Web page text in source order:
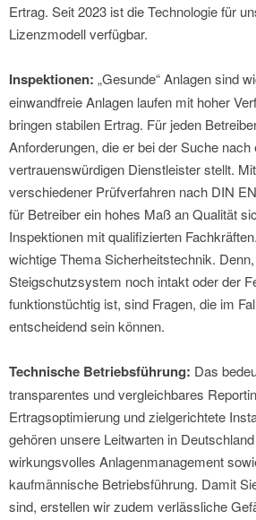
Ertrag. Seit 2023 ist die Technologie für
Lizenzmodell verfügbar.
Inspektionen: „Gesunde“ Anlagen sind
einwandfreie Anlagen laufen mit hoher
bringen stabilen Ertrag. Für jeden
Anforderungen, die er bei der Suche nach
vertrauenswürdigen Dienstleister stellt.
verschiedener Prüfverfahren nach DIN
für Betreiber ein hohes Maß an Qualität
Inspektionen mit qualifizierten
wichtige Thema Sicherheitstechnik.
Steigschutzsystem noch intakt oder der
funktionstüchtig ist, sind Fragen, die im
entscheidend sein können.
Technische Betriebsführung: Das
transparentes und vergleichbares
Ertragsoptimierung und zielgerichtete
gehören unsere Leitwarten in
wirkungsvolles Anlagenmanagement
kaufmännische Betriebsführung. Damit
sind, erstellen wir zudem verlässliche